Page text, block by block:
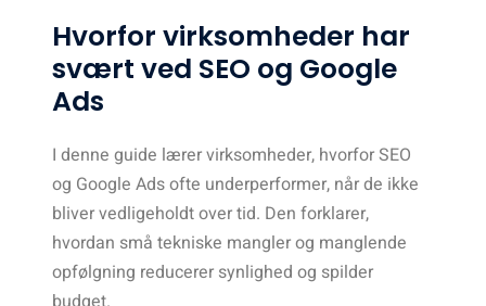
Hvorfor virksomheder har
svært ved SEO og Google
Ads
I denne guide lærer virksomheder, hvorfor SEO
og Google Ads ofte underperformer, når de ikke
bliver vedligeholdt over tid. Den forklarer,
hvordan små tekniske mangler og manglende
opfølgning reducerer synlighed og spilder